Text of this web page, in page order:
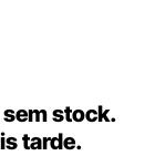
stock.
tarde.